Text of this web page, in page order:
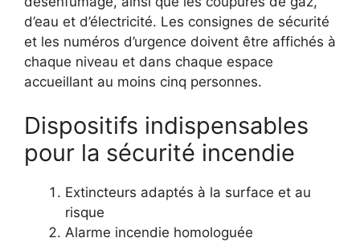
d’eau et d’électricité. Les consignes de sécurité
et les numéros d’urgence doivent être affichés à
chaque niveau et dans chaque espace
accueillant au moins cinq personnes.
Dispositifs indispensables
pour la sécurité incendie
Extincteurs adaptés à la surface et au
risque
Alarme incendie homologuée